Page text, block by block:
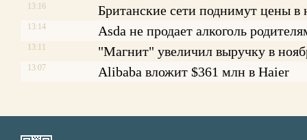
13:16 Британские сети поднимут цены
13:14 Asda не продает алкоголь
13:11 "Магнит" увеличил выручку в
13:07 Alibaba вложит $361 млн в Haier